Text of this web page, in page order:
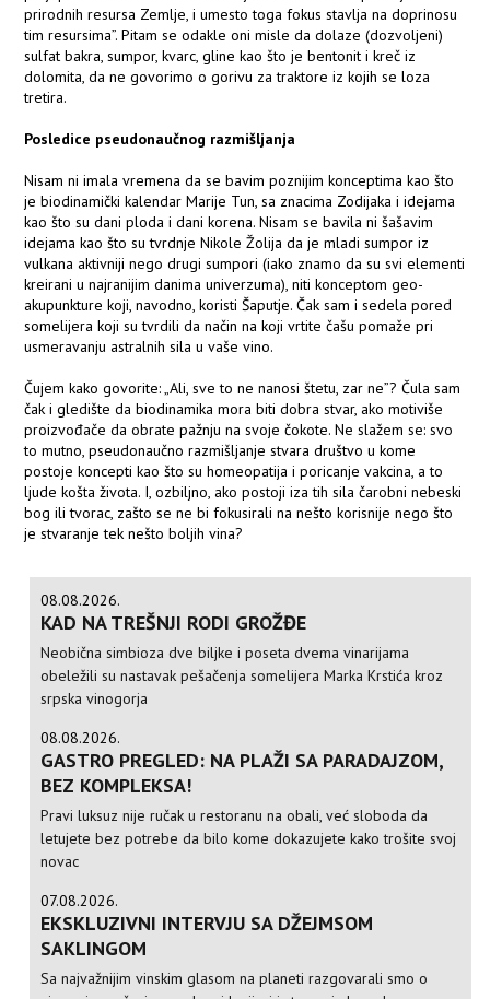
prirodnih resursa Zemlje, i umesto toga fokus stavlja na doprinosu
tim resursima”. Pitam se odakle oni misle da dolaze (dozvoljeni)
sulfat bakra, sumpor, kvarc, gline kao što je bentonit i kreč iz
dolomita, da ne govorimo o gorivu za traktore iz kojih se loza
tretira.
Posledice pseudonaučnog razmišljanja
Nisam ni imala vremena da se bavim poznijim konceptima kao što
je biodinamički kalendar Marije Tun, sa znacima Zodijaka i idejama
kao što su dani ploda i dani korena. Nisam se bavila ni šašavim
idejama kao što su tvrdnje Nikole Žolija da je mladi sumpor iz
vulkana aktivniji nego drugi sumpori (iako znamo da su svi elementi
kreirani u najranijim danima univerzuma), niti konceptom geo-
akupunkture koji, navodno, koristi Šaputje. Čak sam i sedela pored
somelijera koji su tvrdili da način na koji vrtite čašu pomaže pri
usmeravanju astralnih sila u vaše vino.
Čujem kako govorite: „Ali, sve to ne nanosi štetu, zar ne”? Čula sam
čak i gledište da biodinamika mora biti dobra stvar, ako motiviše
proizvođače da obrate pažnju na svoje čokote. Ne slažem se: svo
to mutno, pseudonaučno razmišljanje stvara društvo u kome
postoje koncepti kao što su homeopatija i poricanje vakcina, a to
ljude košta života. I, ozbiljno, ako postoji iza tih sila čarobni nebeski
bog ili tvorac, zašto se ne bi fokusirali na nešto korisnije nego što
je stvaranje tek nešto boljih vina?
08.08.2026.
KAD NA TREŠNJI RODI GROŽĐE
Neobična simbioza dve biljke i poseta dvema vinarijama
obeležili su nastavak pešačenja somelijera Marka Krstića kroz
srpska vinogorja
08.08.2026.
GASTRO PREGLED: NA PLAŽI SA PARADAJZOM,
BEZ KOMPLEKSA!
Pravi luksuz nije ručak u restoranu na obali, već sloboda da
letujete bez potrebe da bilo kome dokazujete kako trošite svoj
novac
07.08.2026.
EKSKLUZIVNI INTERVJU SA DŽEJMSOM
SAKLINGOM
Sa najvažnijim vinskim glasom na planeti razgovarali smo o